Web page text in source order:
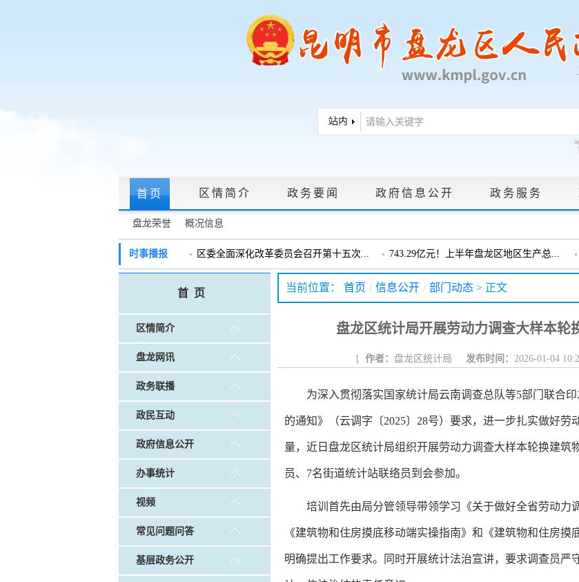
首页 区情简介 政务要闻 政府信息公开 政务服务
盘龙荣誉 概况信息
政府信息公开指南 | 政府信息公开制度 | 政策文件 法定主动公开内容 | 政府信息公开年报 政
常见问题问答
调查征集 做好“六稳”工作 落实“六保”任务 公共卫生知识普及
时事播报 区委全面深化改革委员会召开第十五次... 743.29亿元！上半年盘龙区地区生产总...
戴惠明调研辖区汽车企业 戴惠明调研龙泉街道
盘龙区委2026年度巡察工作会暨十三届...
戴惠明调研白沙河社区治理和东白沙河... 戴惠明与成都广安商会一行座谈
首 页
区情简介
盘龙网讯
政务联播
政民互动
政府信息公开
办事统计
视频
常见问题问答
基层政务公开
当前位置： 首页 / 信息公开 / 部门动态 > 正文
盘龙区统计局开展劳动力调查大样本轮
[ 作者： 盘龙区统计局 发布时间： 2026-01-04
为深入贯彻落实国家统计局云南调查总队等5部门联合
的通知》（云调字〔2025〕28号）要求，进一步扎实做好
量，近日盘龙区统计局组织开展劳动力调查大样本轮换建筑
员、7名街道统计站联络员到会参加。
培训首先由局分管领导带领学习《关于做好全省劳动力
《建筑物和住房摸底移动端实操指南》和《建筑物和住房摸
明确提出工作要求。同时开展统计法治宣讲，要求调查员严